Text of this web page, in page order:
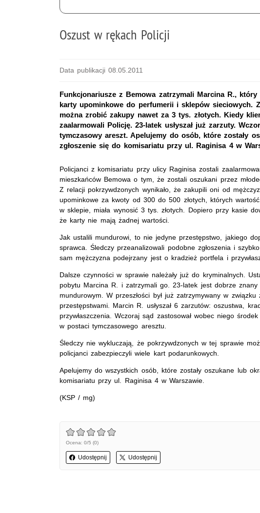
Oszust w rękach Policji
Data publikacji 08.05.2011
Funkcjonariusze z Bemowa zatrzymali Marcina R., który
karty upominkowe do perfumerii i sklepów sieciowych.
można zrobić zakupy nawet za 3 tys. złotych. Kiedy
zaalarmowali Policję. 23-latek usłyszał już zarzuty.
tymczasowy areszt. Apelujemy do osób, które zostały
zgłoszenie się do komisariatu przy ul. Raginisa 4 w
Policjanci z komisariatu przy ulicy Raginisa zostali
mieszkańców Bemowa o tym, że zostali oszukani przez
Z relacji pokrzywdzonych wynikało, że zakupili oni od
upominkowe za kwoty od 300 do 500 złotych, których
w sklepie, miała wynosić 3 tys. złotych. Dopiero przy kasie
że karty nie mają żadnej wartości.
Jak ustalili mundurowi, to nie jedyne przestępstwo, jakiego
sprawca. Śledczy przeanalizowali podobne zgłoszenia i
sam mężczyzna podejrzany jest o kradzież portfela i
Dalsze czynności w sprawie należały już do kryminalnych.
pobytu Marcina R. i zatrzymali go. 23-latek jest dobrze znany
mundurowym. W przeszłości był już zatrzymywany w związku
przestępstwami. Marcin R. usłyszał 6 zarzutów: oszustwa,
przywłaszczenia. Wczoraj sąd zastosował wobec niego
w postaci tymczasowego aresztu.
Śledczy nie wykluczają, że pokrzywdzonych w tej sprawie
policjanci zabezpieczyli wiele kart podarunkowych.
Apelujemy do wszystkich osób, które zostały oszukane lub
komisariatu przy ul. Raginisa 4 w Warszawie.
(KSP / mg)
Ocena: 0/5 (0)
Udostępnij Udostępnij